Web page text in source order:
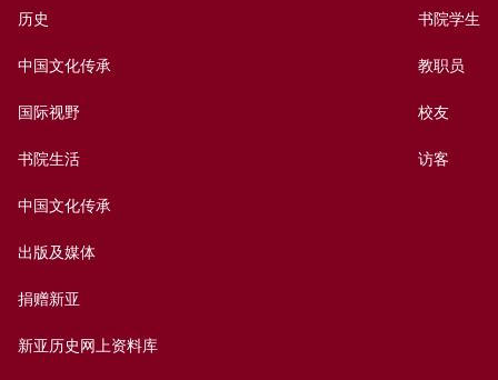
历史
中国文化传承
国际视野
书院生活
中国文化传承
出版及媒体
捐赠新亚
新亚历史网上资料库
书院学生
教职员
校友
访客